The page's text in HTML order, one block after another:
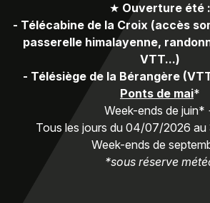
★ Ouverture été :
- Télécabine de la Croix (accès
passerelle himalayenne,
VTT...)
- Télésiège de la Bérangère
Ponts de mai*
Week-ends de juin*
Tous les jours du 04/07/2026
Week-ends de
*sous réserve